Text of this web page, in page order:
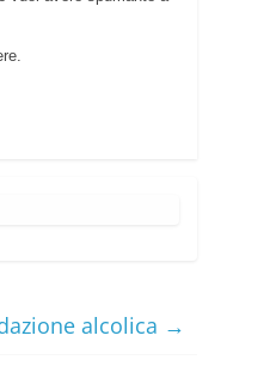
alcolica →